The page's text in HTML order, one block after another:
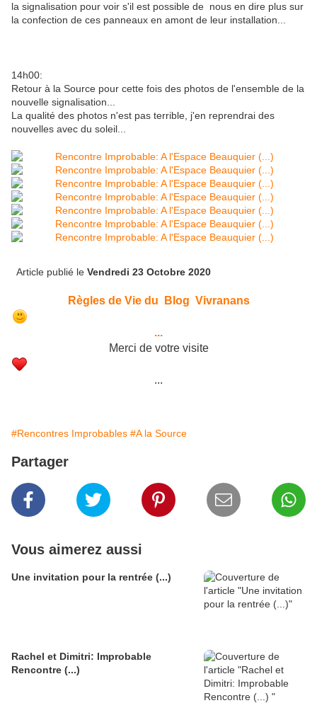
la signalisation pour voir s'il est possible de nous en dire plus sur
la confection de ces panneaux en amont de leur installation...
14h00:
Retour à la Source pour cette fois des photos de l'ensemble de la
nouvelle signalisation...
La qualité des photos n'est pas terrible, j'en reprendrai des
nouvelles avec du soleil...
Article publié le Vendredi 23 Octobre 2020
Règles de Vie du Blog Vivranans
...
Merci de votre visite
...
#Rencontres Improbables #A la Source
Partager
Vous aimerez aussi
Une invitation pour la rentrée (...)
Rachel et Dimitri: Improbable
Rencontre (...)